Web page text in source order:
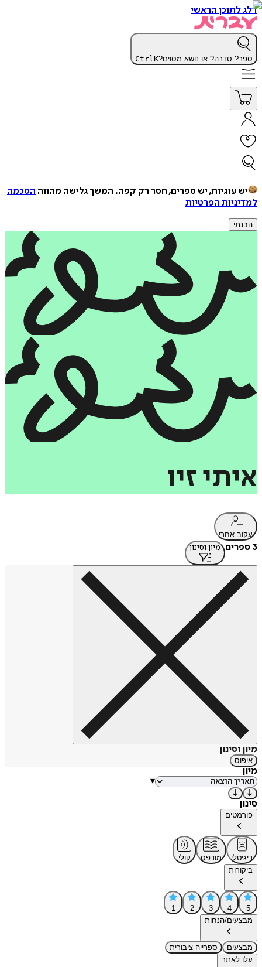
דלג לתוכן הראשי
ספר? סדרה? או נושא מסוים? CtrlK
יש עוגיות, יש ספרים, חסר רק קפה. המשך גלישה מהווה הסכמה
למדיניות הפרטיות
הבנתי
איתי זיו
עקוב אחרי
3 ספרים מיון וסינון
מיון וסינון
איפוס
מיון
▾
סינון
פורמטים
דיגיטלי מודפס
קולי
ביקורות
5
4
3
2
1
מבצעים/הנחות
מבצעים
ספרייה ציבורית
עלו לאתר